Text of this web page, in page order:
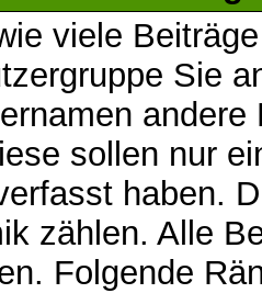
viele
Sie
sollen nur
haben.
zählen. Alle
Folgende